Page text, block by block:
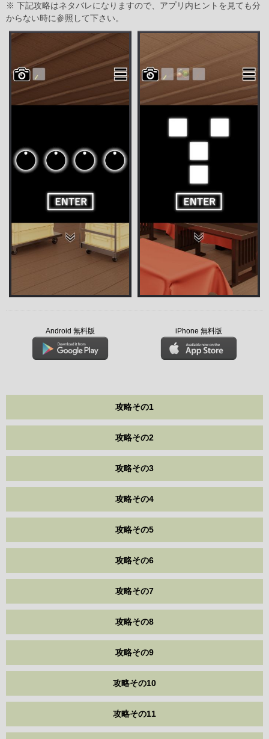
※ 下記攻略はネタバレになりますので、アプリ内ヒントを見ても分
からない時に参照して下さい。
Android 無料版 iPhone 無料版
攻略その1
攻略その2
攻略その3
攻略その4
攻略その5
攻略その6
攻略その7
攻略その8
攻略その9
攻略その10
攻略その11